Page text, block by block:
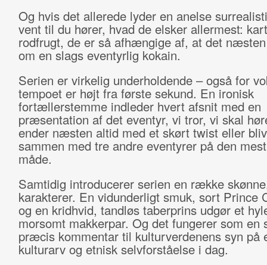
Og hvis det allerede lyder en anelse
vent til du hører, hvad de elsker allermest:
rodfrugt, de er så afhængige af, at det
om en slags eventyrlig kokain.
Serien er virkelig underholdende – også for
tempoet er højt fra første sekund. En ironisk
fortællerstemme indleder hvert afsnit med en
præsentation af det eventyr, vi tror, vi skal
ender næsten altid med et skørt twist eller
sammen med tre andre eventyrer på den
måde.
Samtidig introducerer serien en række
karakterer. En vidunderligt smuk, sort Prince
og en kridhvid, tandløs taberprins udgør et
morsomt makkerpar. Og det fungerer som en
præcis kommentar til kulturverdenens syn på
kulturarv og etnisk selvforståelse i dag.